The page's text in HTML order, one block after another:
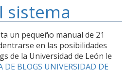
sistema
un pequeño manual de 21
en las posibilidades
de la Universidad de León le
DE BLOGS UNIVERSIDAD DE